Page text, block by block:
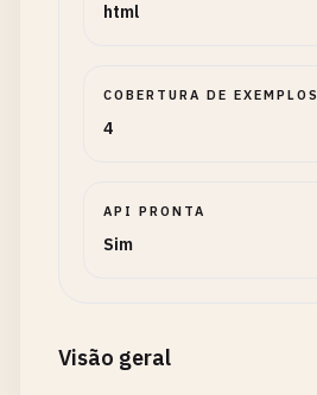
html
COBERTURA DE EXEMPLOS
4
API PRONTA
Sim
Visão geral